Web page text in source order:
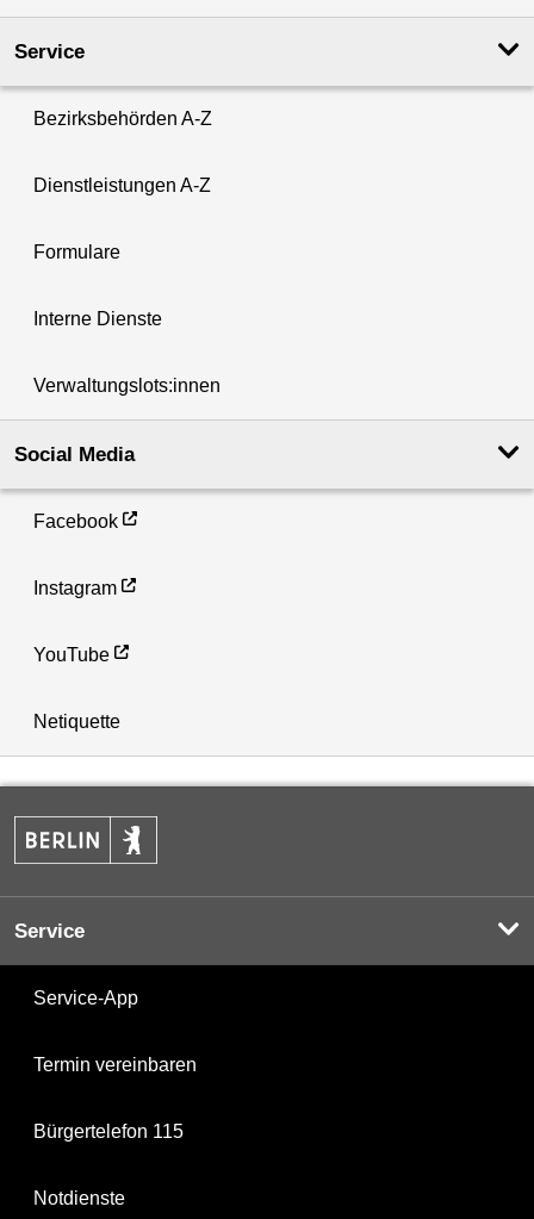
Service
Bezirksbehörden A-Z
Dienstleistungen A-Z
Formulare
Interne Dienste
Verwaltungslots:innen
Social Media
Facebook
Instagram
YouTube
Netiquette
Service
Service-App
Termin vereinbaren
Bürgertelefon 115
Notdienste